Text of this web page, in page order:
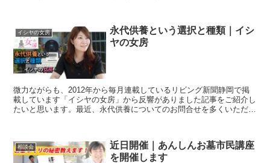
イシヤの女房
永代供養という選択と種類｜イシ
ヤの女房
微力ながらも、2012年から毎月連載しているリビング新聞静岡で掲
載しています「イシヤの女房」から反響がありました記事をご紹介し
たいと思います。最近、永代供養についてのお問合せを多くいただき
相談会
近日開催｜あんしんお墓市民講座
を開催します